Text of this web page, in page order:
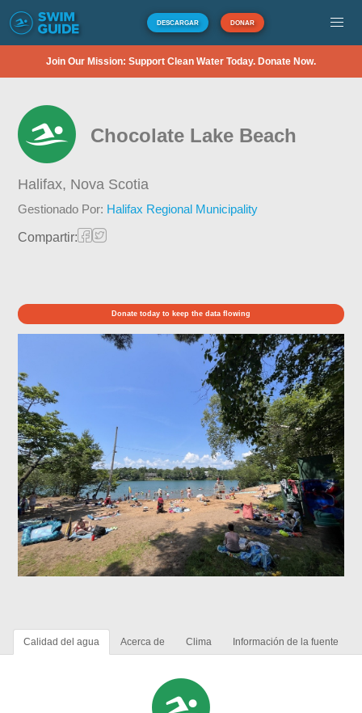
DESCARGAR DONAR
Join Our Mission: Support Clean Water Today. Donate Now.
Chocolate Lake Beach
Halifax, Nova Scotia
Gestionado Por: Halifax Regional Municipality
Compartir:
Donate today to keep the data flowing
Calidad del agua Acerca de Clima Información de la fuente